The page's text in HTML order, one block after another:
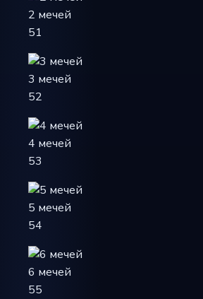
2 мечей
51
3 мечей
52
4 мечей
53
5 мечей
54
6 мечей
55